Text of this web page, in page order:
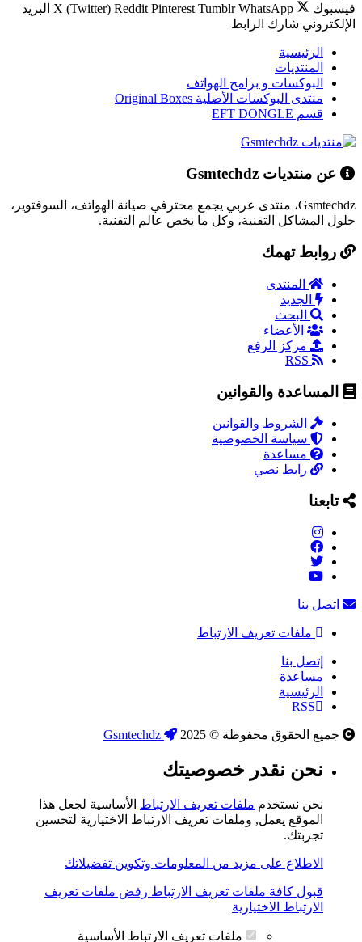
فيسبوك
X (Twitter) Reddit Pinterest Tumblr WhatsApp
البريد
الإلكتروني شارك الرابط
الرئيسية
المنتديات
البوكسات و برامج الهواتف
منتدى البوكسات الأصلية Original Boxes
قسم EFT DONGLE
عن منتديات Gsmtechdz
Gsmtechdz، منتدى عربي يجمع محترفي صيانة الهواتف، السوفتوير،
حلول المشاكل التقنية، وكل ما يخص عالم التقنية.
روابط تهمك
المنتدى
الجديد
البحث
الأعضاء
مركز الرفع
المساعدة والقوانين
الشروط والقوانين
سياسة الخصوصية
مساعدة
رابط نصي
تابعنا
اتصل بنا
ملفات تعريف الارتباط
إتصل بنا
مساعدة
الرئيسية
RSS
جميع الحقوق محفوظة © 2025
نحن نقدر خصوصيتك
نحن نستخدم ملفات تعريف الارتباط الأساسية لجعل هذا
الموقع يعمل, وملفات تعريف الارتباط الاختيارية لتحسين
تجربتك.
الاطلاع على مزيد من المعلومات وتكوين تفضيلاتك
قبول كافة ملفات تعريف الارتباط رفض ملفات تعريف
الارتباط الاختيارية
ملفات تعريف الارتباط الأساسية